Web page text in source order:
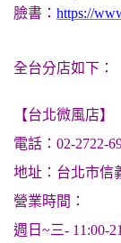
臉書： https://
全台分店如下：
【台北微風店】
電話：02-2722-
地址：台北市信
營業時間：
週日~三- 11:00-